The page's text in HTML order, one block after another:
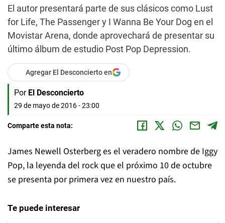
El autor presentará parte de sus clásicos como Lust
for Life, The Passenger y I Wanna Be Your Dog en el
Movistar Arena, donde aprovechará de presentar su
último álbum de estudio Post Pop Depression.
Agregar El Desconcierto en
Por El Desconcierto
29 de mayo de 2016 - 23:00
Comparte esta nota:
James Newell Osterberg es el veradero nombre de Iggy
Pop, la leyenda del rock que el próximo 10 de octubre
se presenta por primera vez en nuestro país.
Te puede interesar